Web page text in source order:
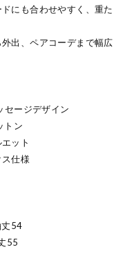
にも合わせやすく、重た
出、ペアコーデまで幅広
セージデザイン
トン
ット
仕様
54
55